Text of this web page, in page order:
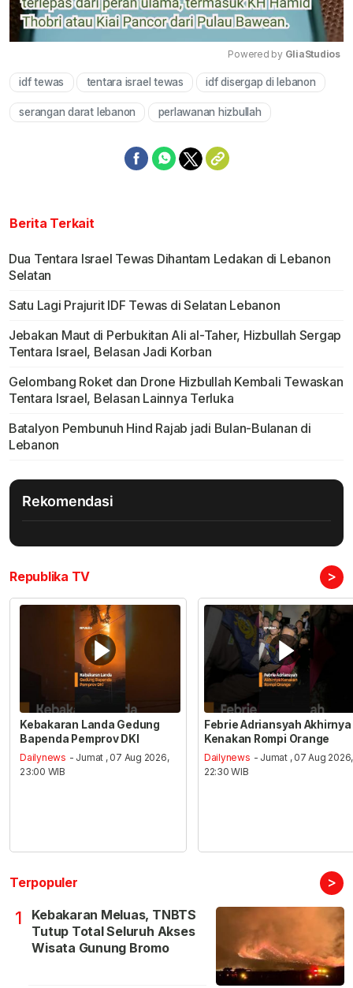
Mute
Powered by GliaStudios
idf tewas tentara israel tewas idf disergap di lebanon
serangan darat lebanon perlawanan hizbullah
Berita Terkait
Dua Tentara Israel Tewas Dihantam Ledakan di Lebanon
Selatan
Satu Lagi Prajurit IDF Tewas di Selatan Lebanon
Jebakan Maut di Perbukitan Ali al-Taher, Hizbullah Sergap
Tentara Israel, Belasan Jadi Korban
Gelombang Roket dan Drone Hizbullah Kembali Tewaskan
Tentara Israel, Belasan Lainnya Terluka
Batalyon Pembunuh Hind Rajab jadi Bulan-Bulanan di
Lebanon
Rekomendasi
Republika TV >
Kebakaran Landa Gedung
Bapenda Pemprov DKI
Dailynews - Jumat , 07 Aug 2026,
23:00 WIB
Febrie Adriansyah Akhirnya
Kenakan Rompi Orange
Dailynews - Jumat , 07 Aug 2026,
22:30 WIB
Terpopuler >
1
Kebakaran Meluas, TNBTS
Tutup Total Seluruh Akses
Wisata Gunung Bromo